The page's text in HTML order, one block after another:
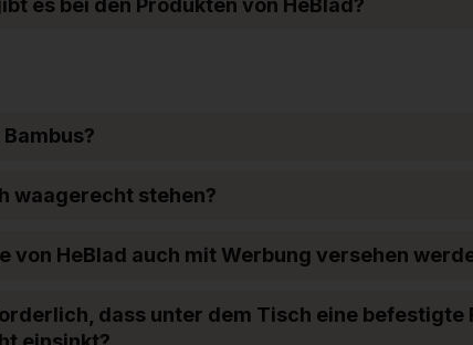
es bei den Produkten von HeBlad?
waagerecht stehen?
von HeBlad auch mit Werbung versehen
dass unter dem Tisch eine befestigte